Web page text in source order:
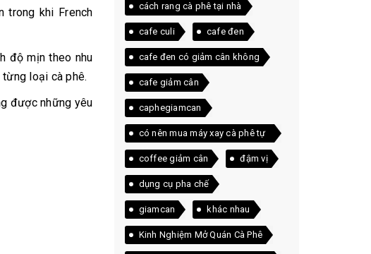
trong khi French
độ mịn theo nhu
loại cà phê.
được những yêu
cách rang cà phê tại nhà
cafe culi cafe đen
cafe đen có giảm cân không
cafe giảm cân
caphegiamcan
có nên mua máy xay cà phê tự
động
coffee giảm cân đậm vị
dụng cụ pha chế
giamcan khác nhau
Kinh Nghiệm Mở Quán Cà Phê